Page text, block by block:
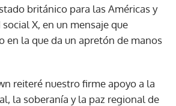
británico para las Américas y
X, en un mensaje que
en la que da un apretón de manos
reiteré nuestro firme apoyo a la
la soberanía y la paz regional de